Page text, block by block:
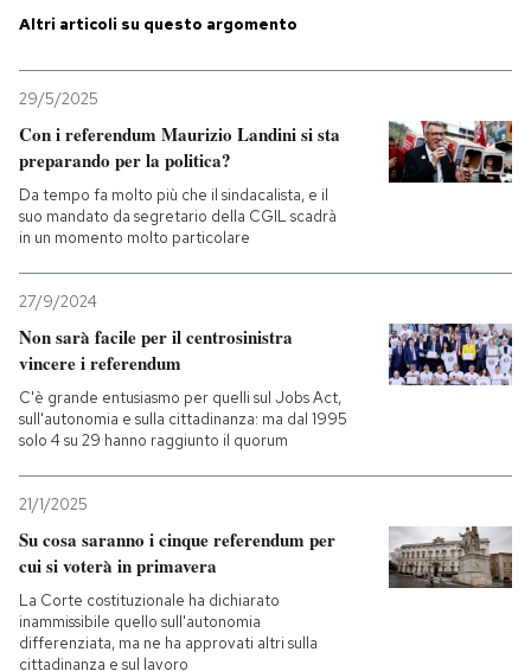
Altri articoli su questo argomento
29/5/2025
Con i referendum Maurizio Landini si sta
preparando per la politica?
Da tempo fa molto più che il sindacalista, e il
suo mandato da segretario della CGIL scadrà
in un momento molto particolare
27/9/2024
Non sarà facile per il centrosinistra
vincere i referendum
C'è grande entusiasmo per quelli sul Jobs Act,
sull'autonomia e sulla cittadinanza: ma dal 1995
solo 4 su 29 hanno raggiunto il quorum
21/1/2025
Su cosa saranno i cinque referendum per
cui si voterà in primavera
La Corte costituzionale ha dichiarato
inammissibile quello sull'autonomia
differenziata, ma ne ha approvati altri sulla
cittadinanza e sul lavoro